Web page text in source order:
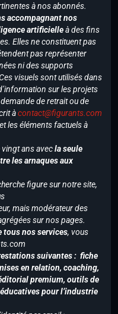
à nos abonnés.
accompagnant nos
artificielleà des fins
Elles ne constituent pas
pas représenter
ni des supports
visuels sont utilisés dans
sur les projets
de retrait ou de
àcontact@figurants.com
les éléments factuels à
ans avecla seule
les arnaques aux
figure sur notre site,
mais modérateur des
sur nos pages.
tous nos services, vous
suivantes : fiche
en relation, coaching,
premium, outils de
pour l’industrie